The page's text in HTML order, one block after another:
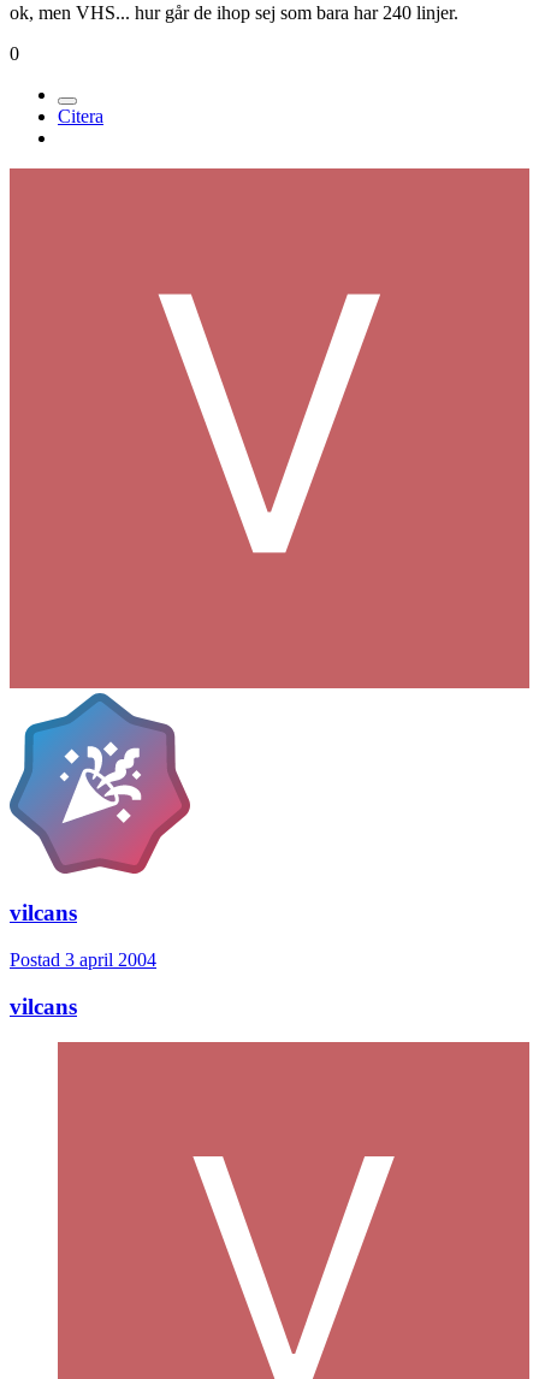
ok, men VHS... hur går de ihop sej som bara har 240 linjer.
0
Citera
vilcans
Postad 3 april 2004
vilcans